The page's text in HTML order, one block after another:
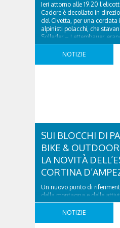
Ieri attorno alle 19.20
Cadore è decollato in
del Civetta, per una
alpinisti polacchi, che
Solleder – Lettembauer,
traccia, si trovavano su
più in grado di spostarsi.
NOTIZIE
SUI BLOCCHI DI
BIKE &
LA NOVITÀ
CORTINA
Un nuovo punto di
della montagna e delle
scoprire il meglio
delle Dolomiti. Cortina
NOTIZIE